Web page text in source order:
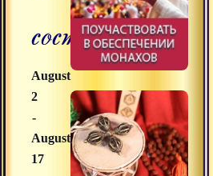
состоянием
August
2
-
August
17